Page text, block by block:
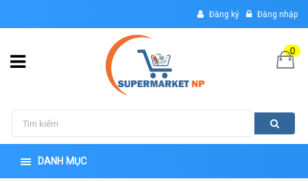
Đăng ký Đăng nhập
0
DANH MỤC